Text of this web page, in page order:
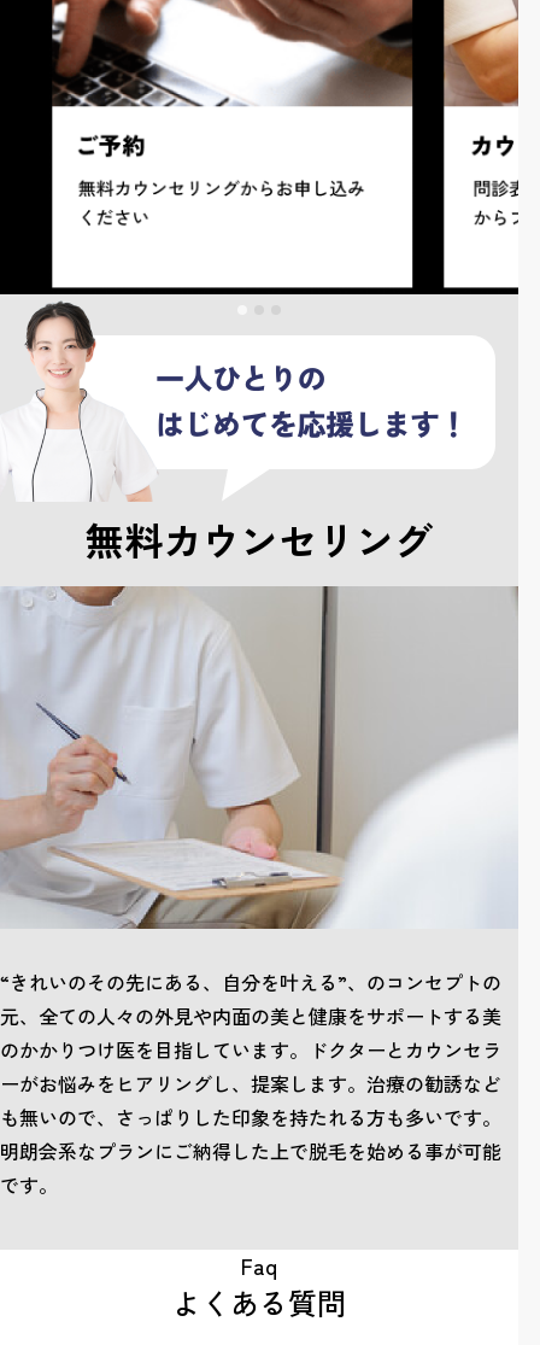
無料カウンセリング
“きれいのその先にある、自分を叶える”、のコンセプトの
元、全ての人々の外見や内面の美と健康をサポートする美
のかかりつけ医を目指しています。ドクターとカウンセラ
ーがお悩みをヒアリングし、提案します。治療の勧誘など
も無いので、さっぱりした印象を持たれる方も多いです。
明朗会系なプランにご納得した上で脱毛を始める事が可能
です。
Faq
よくある質問